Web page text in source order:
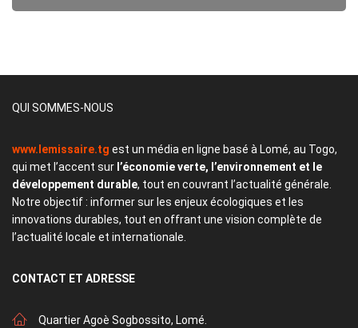
QUI SOMMES-NOUS
www.lemissaire.tg est un média en ligne basé à Lomé, au Togo,
qui met l’accent sur l’économie verte, l’environnement et le
développement durable, tout en couvrant l’actualité générale.
Notre objectif : informer sur les enjeux écologiques et les
innovations durables, tout en offrant une vision complète de
l’actualité locale et internationale.
CONTACT ET ADRESSE
Quartier Agoè Sogbossito, Lomé.